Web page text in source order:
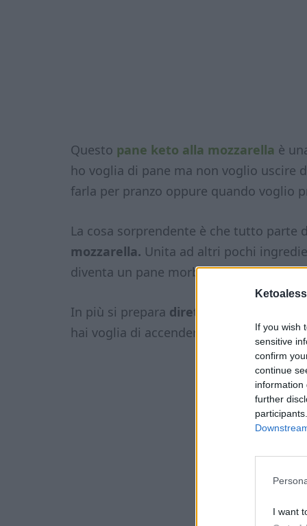
If you wish
sensitive
confirm
continue
information
further
I want
Questo pane keto alla mozzarella è
ho voglia di pane ma non voglio uscire
farla per pranzo oppure quando voglio
La cosa sorprendente è che tutto parte
mozzarella. Unita ad altri pochi
diventa un pane morbido dentro e
In più si prepara direttamente in
hai voglia di accendere il forno.